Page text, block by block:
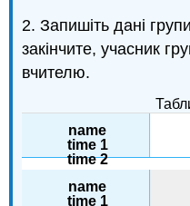
2. Запишіть дані
закінчите, учасник
вчителю.